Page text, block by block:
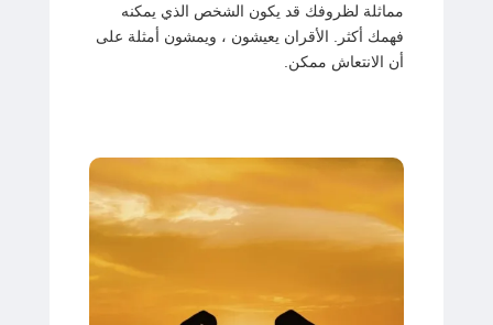
مماثلة لظروفك قد يكون الشخص الذي يمكنه
فهمك أكثر. الأقران يعيشون ، ويمشون أمثلة على
أن الانتعاش ممكن.